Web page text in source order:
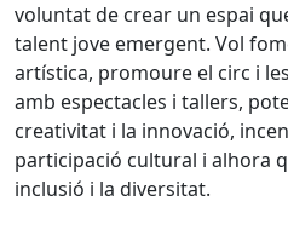
voluntat de crear un espai
talent jove emergent. Vol
artística, promoure el circ i
amb espectacles i tallers,
creativitat i la innovació,
participació cultural i alhora
inclusió i la diversitat.